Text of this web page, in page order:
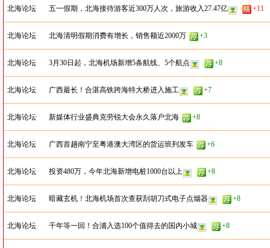
北海论坛 五一假期，北海接待游客近300万人次，旅游收入27.47亿 +11
北海论坛 北海清明假期消费有增长，销售额近2000万 +3
北海论坛 3月30日起，北海机场新增5条航线、5个航点 +8
北海论坛 广西最长！合湛高铁跨海特大桥进入施工 +7
北海论坛 新媒体行业盛典克劳锐大会永久落户北海 +8
北海论坛 广西首趟南宁至粤港澳大湾区的货运班列发车 +6
北海论坛 投资480万，今年北海新增电桩1000台以上 +8
北海论坛 暗藏玄机！北海机场首次查获刮胡刀式电子点烟器 +8
北海论坛 千年等一回！合浦入选100个值得去的国内小城 +8